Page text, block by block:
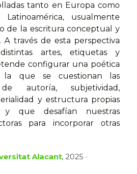
tanto en Europa como
usualmente
de la escritura conceptual y
A través de esta perspectiva
artes, etiquetas y
configurar una poética
la que se cuestionan las
de autoría, subjetividad,
y estructura propias
que desafían nuestras
para incorporar otras
Alacant, 2025 ·